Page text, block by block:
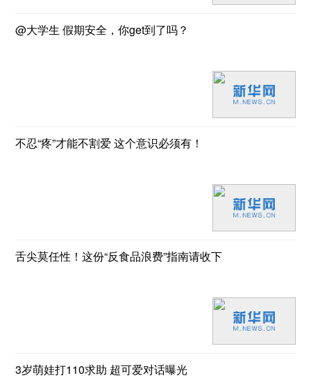
@大学生 假期安全，你get到了吗？
不忍“疼”才能不割爱 这个意识必须有！
舌尖莫任性！这份“反食品浪费”指南请收下
3岁萌娃打110求助 超可爱对话曝光